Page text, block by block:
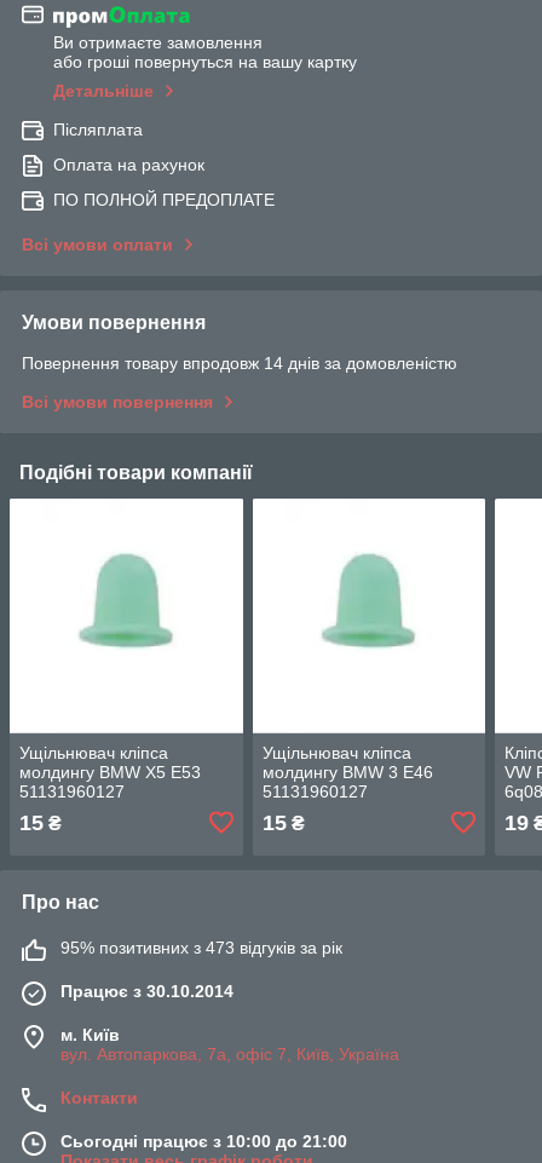
Ви отримаєте замовлення
або гроші повернуться на вашу картку
Детальніше
Післяплата
Оплата на рахунок
ПО ПОЛНОЙ ПРЕДОПЛАТЕ
Всі умови оплати
Умови повернення
Повернення товару впродовж 14 днів за домовленістю
Всі умови повернення
Подібні товари компанії
Ущільнювач кліпса
молдингу BMW X5 E53
51131960127
15 ₴
Ущільнювач кліпса
молдингу BMW 3 E46
51131960127
15₴
VW
19
Про нас
95% позитивних з 473 відгуків за рік
Працює з 30.10.2014
м. Київ
вул. Автопаркова, 7а, офіс 7, Київ, Україна
Контакти
Сьогодні працює з 10:00 до 21:00